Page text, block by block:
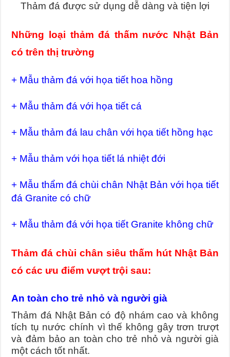
Thảm đá được sử dụng dễ dàng và tiện lợi
Những loại thảm đá thấm nước Nhật Bản
có trên thị trường
+ Mẫu thảm đá với họa tiết hoa hồng
+ Mẫu thảm đá với họa tiết cá
+ Mẫu thảm đá lau chân với họa tiết hồng hạc
+ Mẫu thảm với họa tiết lá nhiệt đới
+ Mẫu thẩm đá chùi chân Nhật Bản với họa tiết
đá Granite có chữ
+ Mẫu thảm đá với họa tiết Granite không chữ
Thảm đá chùi chân siêu thấm hút Nhật Bản
có các ưu điểm vượt trội sau:
An toàn cho trẻ nhỏ và người già
Thảm đá Nhật Bản có độ nhám cao và không
tích tụ nước chính vì thế không gây trơn trượt
và đảm bảo an toàn cho trẻ nhỏ và người già
một cách tốt nhất.